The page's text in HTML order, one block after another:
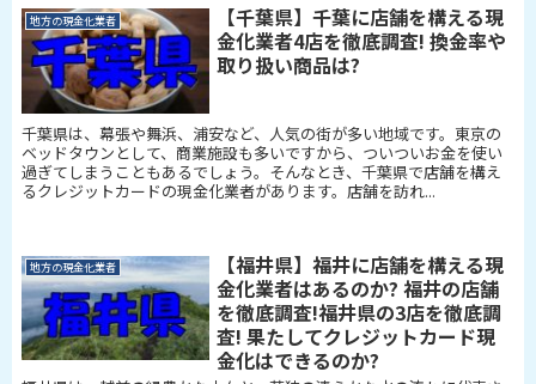
地方の現金化業者
【千葉県】千葉に店舗を構える現
金化業者4店を徹底調査! 換金率や
取り扱い商品は?
千葉県は、幕張や舞浜、浦安など、人気の街が多い地域です。東京の
ベッドタウンとして、商業施設も多いですから、ついついお金を使い
過ぎてしまうこともあるでしょう。そんなとき、千葉県で店舗を構え
るクレジットカードの現金化業者があります。店舗を訪れ...
地方の現金化業者
【福井県】福井に店舗を構える現
金化業者はあるのか? 福井の店舗
を徹底調査!福井県の3店を徹底調
査! 果たしてクレジットカード現
金化はできるのか?